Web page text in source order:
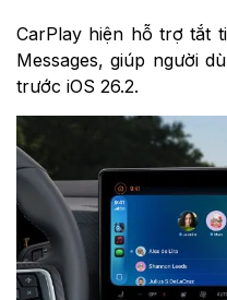
CarPlay hiện hỗ trợ tắt
Messages, giúp người
trước iOS 26.2.